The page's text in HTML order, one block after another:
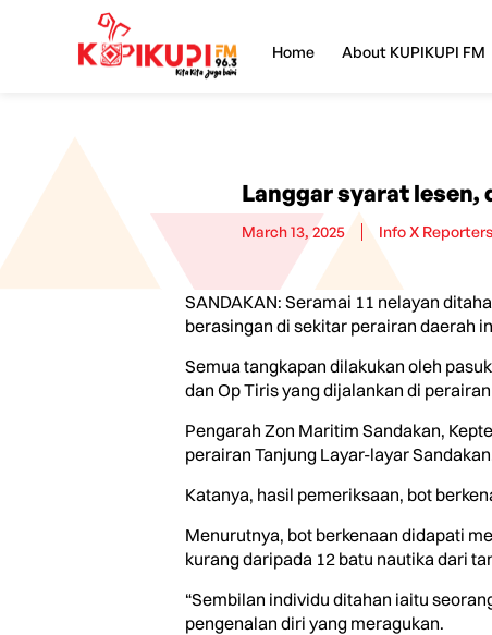
Home About KUPIKUPI FM
Langgar syarat lesen,
March 13, 2025 Info X Reporters
SANDAKAN: Seramai 11 nelayan
berasingan di sekitar perairan daerah
Semua tangkapan dilakukan oleh
dan Op Tiris yang dijalankan di
Pengarah Zon Maritim Sandakan,
perairan Tanjung Layar-layar
Katanya, hasil pemeriksaan, bot
Menurutnya, bot berkenaan didapati
kurang daripada 12 batu nautika dari
“Sembilan individu ditahan iaitu
pengenalan diri yang meragukan.